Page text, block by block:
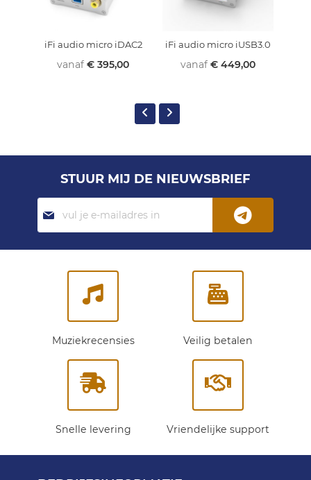
iFi audio micro iDAC2
vanaf € 395,00
iFi audio micro iUSB3.0
vanaf € 449,00
STUUR MIJ DE NIEUWSBRIEF
je
op
Muziekrecensies Veilig betalen
Snelle levering Vriendelijke support